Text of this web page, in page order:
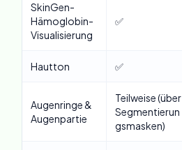
SkinGen-
Hämoglobin-
Visualisierung
✅
Hautton ✅
Augenringe &
Augenpartie
Teilweise (über
Segmentierun
gsmasken)